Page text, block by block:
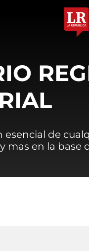
esencial de
mas en la